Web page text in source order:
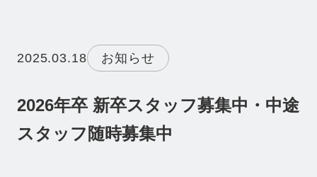
Business
Recruit
採用情報
News
2025.03.18 お知らせ
2026年卒 新卒スタッフ募集中・中途
スタッフ随時募集中